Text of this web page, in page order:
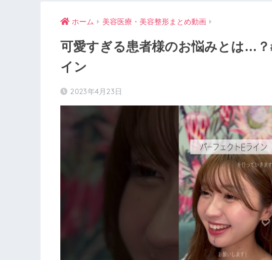
ホーム 美容医療・美容整形まとめ動画
可愛すぎる患者様のお悩みとは…？
イン
2023年4月23日